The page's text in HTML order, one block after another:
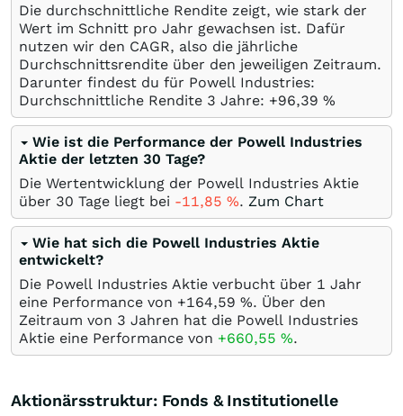
Die durchschnittliche Rendite zeigt, wie stark der
Wert im Schnitt pro Jahr gewachsen ist. Dafür
nutzen wir den CAGR, also die jährliche
Durchschnittsrendite über den jeweiligen Zeitraum.
Darunter findest du für Powell Industries:
Durchschnittliche Rendite 3 Jahre: +96,39 %
Wie ist die Performance der Powell Industries
Aktie der letzten 30 Tage?
Die Wertentwicklung der Powell Industries Aktie
über 30 Tage liegt bei -11,85 %. Zum Chart
Wie hat sich die Powell Industries Aktie
entwickelt?
Die Powell Industries Aktie verbucht über 1 Jahr
eine Performance von +164,59 %. Über den
Zeitraum von 3 Jahren hat die Powell Industries
Aktie eine Performance von +660,55 %.
Aktionärsstruktur: Fonds & Institutionelle